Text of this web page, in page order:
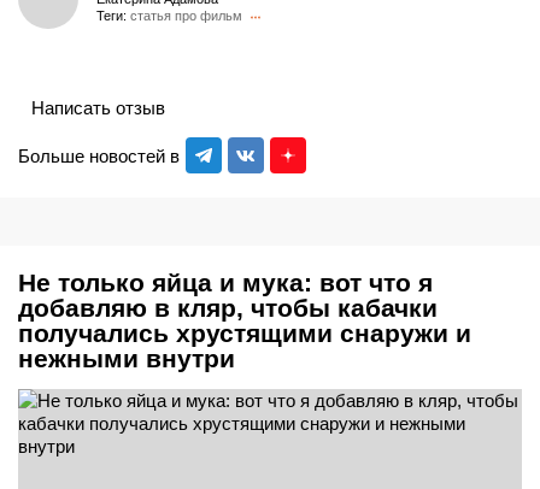
Теги: статья про фильм
Больше новостей в
Написать отзыв
Не только яйца и мука: вот что я
добавляю в кляр, чтобы кабачки
получались хрустящими снаружи и
нежными внутри